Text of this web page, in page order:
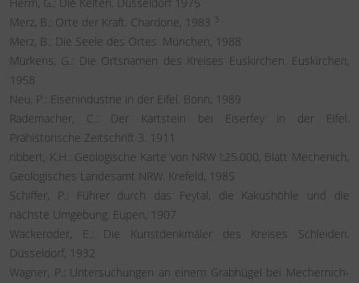
Merz, B.: Orte der Kraft. Chardone, 1983 3
Merz, B.: Die Seele des Ortes. München, 1988
Mürkens, G.: Die Ortsnamen des Kreises Euskirchen. Euskirchen,
1958
Neu, P.: Eisenindustrie in der Eifel. Bonn, 1989
Rademacher, C.: Der Kartstein bei Eiserfey in der Eifel.
Prähistorische Zeitschrift 3. 1911
ribbert, K.H.: Geologische Karte von NRW !:25.000, Blatt Mechenich,
Geologisches Landesamt NRW. Krefeld, 1985
Schiffer, P.: Führer durch das Feytal, die Kakushöhle und die
nächste Umgebung. Eupen, 1907
Wackeroder, E.: Die Kunstdenkmäler des Kreises Schleiden.
Düsseldorf, 1932
Wagner, P.: Untersuchungen an einem Grabhügel bei Mechernich-